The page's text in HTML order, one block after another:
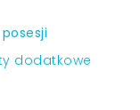
dodatkowe